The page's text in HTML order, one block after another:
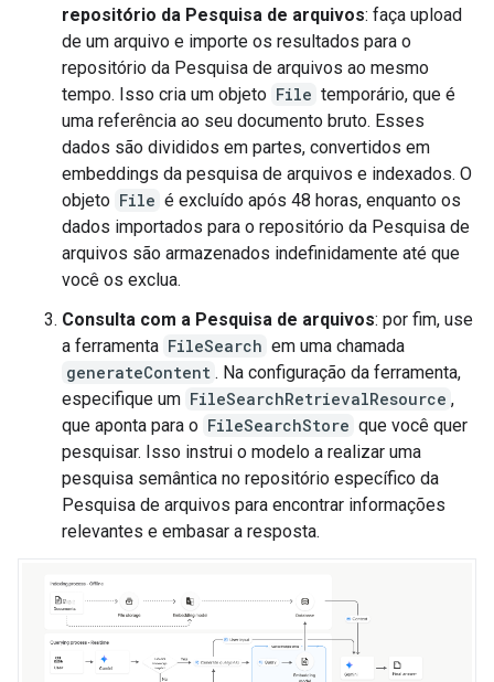
repositório da Pesquisa de arquivos: faça upload
de um arquivo e importe os resultados para o
repositório da Pesquisa de arquivos ao mesmo
tempo. Isso cria um objeto File temporário, que é
uma referência ao seu documento bruto. Esses
dados são divididos em partes, convertidos em
embeddings da pesquisa de arquivos e indexados. O
objeto File é excluído após 48 horas, enquanto os
dados importados para o repositório da Pesquisa de
arquivos são armazenados indefinidamente até que
você os exclua.
Consulta com a Pesquisa de arquivos: por fim, use
a ferramenta FileSearch em uma chamada
generateContent . Na configuração da ferramenta,
especifique um FileSearchRetrievalResource ,
que aponta para o FileSearchStore que você quer
pesquisar. Isso instrui o modelo a realizar uma
pesquisa semântica no repositório específico da
Pesquisa de arquivos para encontrar informações
relevantes e embasar a resposta.